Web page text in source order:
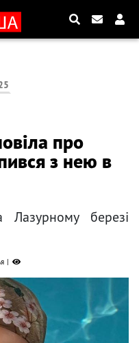
про
з нею в
Лазурному березі